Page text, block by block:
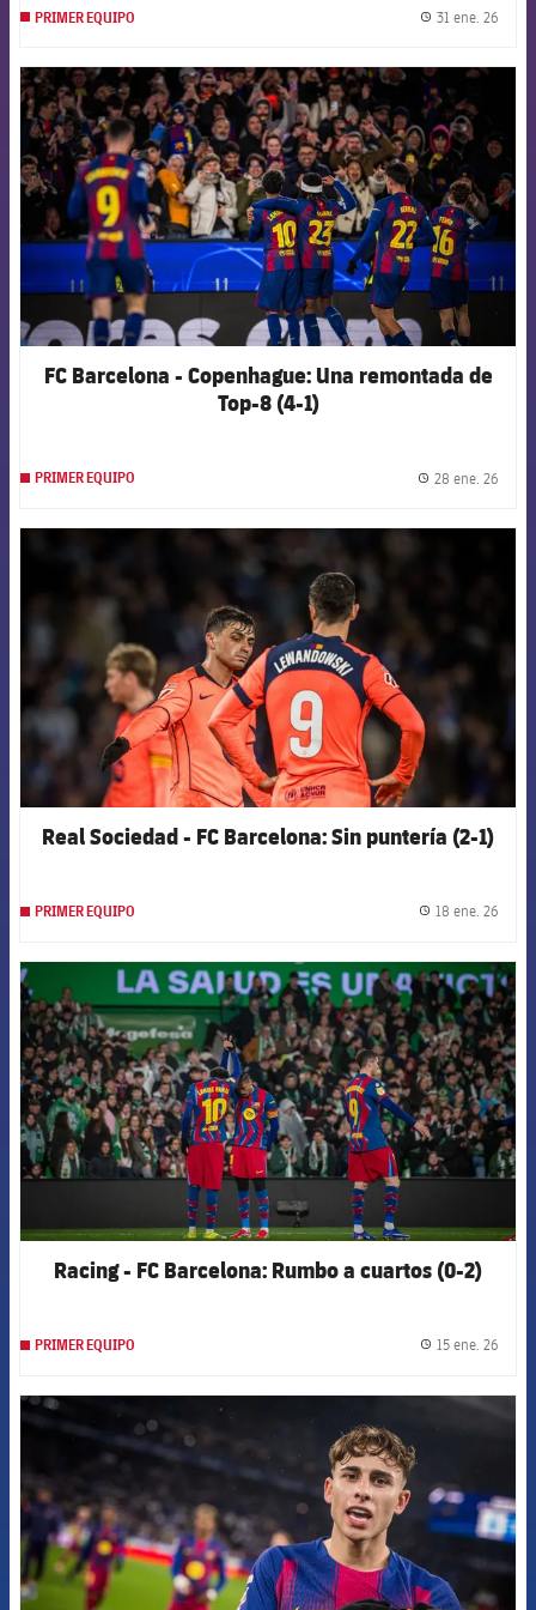
PRIMER EQUIPO 31 ene. 26
FCB Barcelona badge
FC Barcelona - Copenhague: Una remontada de
Top-8 (4-1)
PRIMER EQUIPO 28 ene. 26
Real Sociedad - FC Barcelona: Sin puntería (2-1)
PRIMER EQUIPO 18 ene. 26
FCB Barcelona badge
Racing - FC Barcelona: Rumbo a cuartos (0-2)
PRIMER EQUIPO 15 ene. 26
FCB Barcelona badge